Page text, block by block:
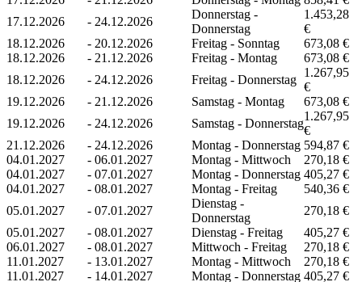
17.12.2026
- 24.12.2026
Donnerstag -
Donnerstag
1.453,28
€
18.12.2026
- 20.12.2026 Freitag - Sonntag
673,08 €
18.12.2026
- 21.12.2026 Freitag - Montag
673,08 €
18.12.2026
- 24.12.2026 Freitag - Donnerstag
1.267,95
€
19.12.2026
- 21.12.2026 Samstag - Montag
673,08 €
19.12.2026
- 24.12.2026 Samstag - Donnerstag
1.267,95
€
21.12.2026
- 24.12.2026 Montag - Donnerstag 594,87 €
04.01.2027
- 06.01.2027 Montag - Mittwoch
270,18 €
04.01.2027
- 07.01.2027 Montag - Donnerstag 405,27 €
04.01.2027
- 08.01.2027 Montag - Freitag
540,36 €
05.01.2027
- 07.01.2027
Dienstag -
Donnerstag
270,18 €
05.01.2027
- 08.01.2027 Dienstag - Freitag
405,27 €
06.01.2027
- 08.01.2027 Mittwoch - Freitag
270,18 €
11.01.2027
- 13.01.2027 Montag - Mittwoch
270,18 €
11.01.2027
- 14.01.2027 Montag - Donnerstag 405,27 €